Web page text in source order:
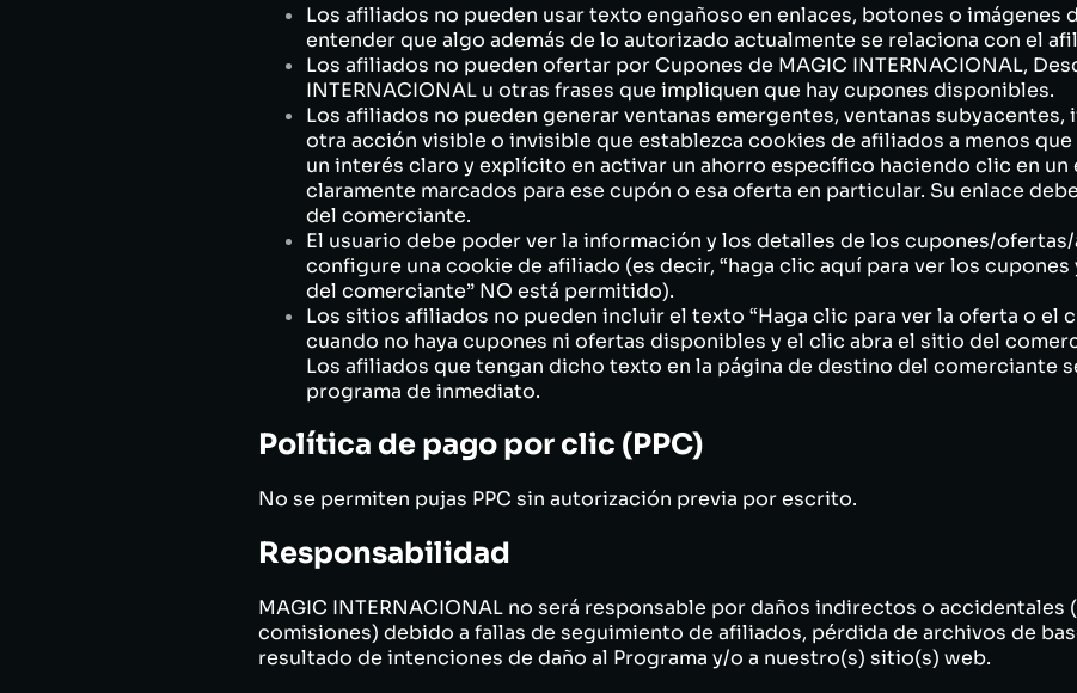
Los afiliados no pueden usar texto engañoso en enlaces, botones o imágenes
entender que algo además de lo autorizado actualmente se relaciona con el
Los afiliados no pueden ofertar por Cupones de MAGIC INTERNACIONAL,
INTERNACIONAL u otras frases que impliquen que hay cupones disponibles.
Los afiliados no pueden generar ventanas emergentes, ventanas subyacentes,
otra acción visible o invisible que establezca cookies de afiliados a menos que
un interés claro y explícito en activar un ahorro específico haciendo clic en un
claramente marcados para ese cupón o esa oferta en particular. Su enlace
del comerciante.
El usuario debe poder ver la información y los detalles de los cupones/
configure una cookie de afiliado (es decir, “haga clic aquí para ver los
del comerciante” NO está permitido).
Los sitios afiliados no pueden incluir el texto “Haga clic para ver la oferta o el
cuando no haya cupones ni ofertas disponibles y el clic abra el sitio del
Los afiliados que tengan dicho texto en la página de destino del comerciante
programa de inmediato.
Política de pago por clic (PPC)
No se permiten pujas PPC sin autorización previa por escrito.
Responsabilidad
MAGIC INTERNACIONAL no será responsable por daños indirectos o accidentales
comisiones) debido a fallas de seguimiento de afiliados, pérdida de archivos de
resultado de intenciones de daño al Programa y/o a nuestro(s) sitio(s) web.